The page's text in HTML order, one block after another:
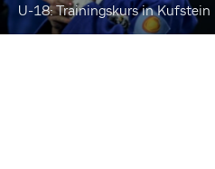
U-18: Trainingskurs in Kufstein